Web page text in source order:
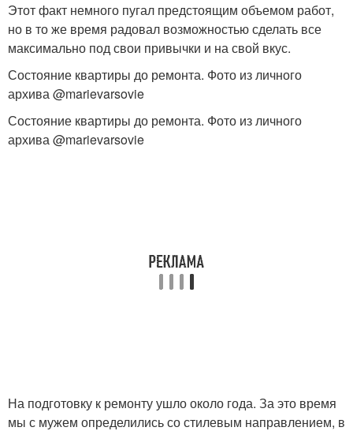
Этот факт немного пугал предстоящим объемом работ,
но в то же время радовал возможностью сделать все
максимально под свои привычки и на свой вкус.
Состояние квартиры до ремонта. Фото из личного
архива @marievarsovie
Состояние квартиры до ремонта. Фото из личного
архива @marievarsovie
На подготовку к ремонту ушло около года. За это время
мы с мужем определились со стилевым направлением, в